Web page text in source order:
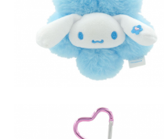
花朵系列玉桂狗小吊饰